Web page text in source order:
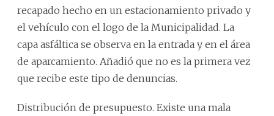
recapado hecho en un estacionamiento privado y
el vehículo con el logo de la Municipalidad. La
capa asfáltica se observa en la entrada y en el área
de aparcamiento. Añadió que no es la primera vez
que recibe este tipo de denuncias.
Distribución de presupuesto. Existe una mala